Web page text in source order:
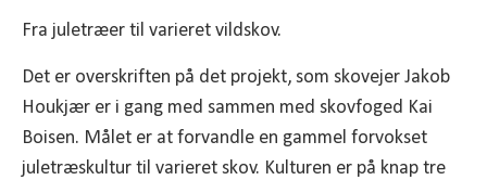
Fra juletræer til varieret vildskov.
Det er overskriften på det projekt, som skovejer Jakob
Houkjær er i gang med sammen med skovfoged Kai
Boisen. Målet er at forvandle en gammel forvokset
juletræskultur til varieret skov. Kulturen er på knap tre